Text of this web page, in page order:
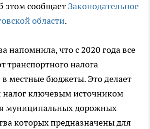
этом сообщает Законодательное
области.
напомнила, что с 2020 года все
транспортного налога
местные бюджеты. Это делает
налог ключевым источником
муниципальных дорожных
которых предназначены для